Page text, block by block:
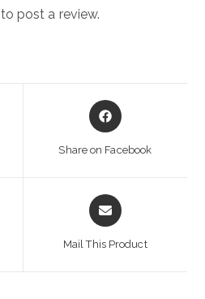
to post a review.
Opens
in
Share on Facebook
Opens
in
Mail This Product